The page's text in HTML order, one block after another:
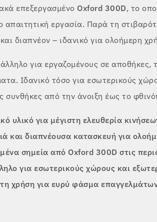
επεξεργασμένο Oxford 300D, το
απαιτητική εργασία. Παρά τη
και διαπνέον – ιδανικό για ολοήμερη
για εργαζομένους σε αποθήκες,
Ιδανικό τόσο για εσωτερικούς
συνθήκες από την άνοιξη έως το
υλικό για μέγιστη ελευθερία
και διαπνέουσα κατασκευή για
σημεία από Oxford 300D στις
για εσωτερικούς χώρους και
χρήση για ευρύ φάσμα